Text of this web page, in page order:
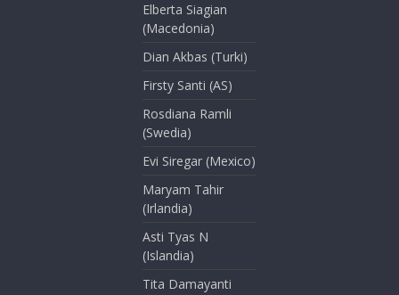
Elberta Siagian
(Macedonia)
Dian Akbas (Turki)
Firsty Santi (AS)
Rosdiana Ramli
(Swedia)
Evi Siregar (Mexico)
Maryam Tahir
(Irlandia)
Asti Tyas N
(Islandia)
Tita Damayanti